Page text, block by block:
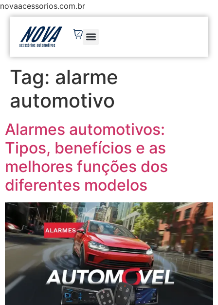
novaacessorios.com.br
Tag: alarme
automotivo
Alarmes automotivos:
Tipos, benefícios e as
melhores funções dos
diferentes modelos